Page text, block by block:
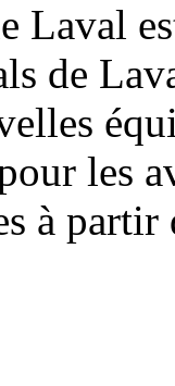
Laval
de
les
à partir